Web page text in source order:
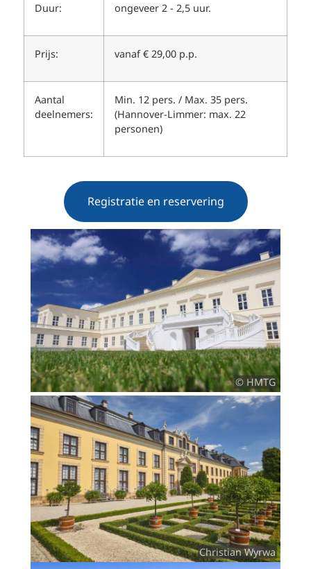
Duur: ongeveer 2 - 2,5 uur.
Prijs: vanaf € 29,00 p.p.
Aantal
deelnemers:
Min. 12 pers. / Max. 35 pers.
(Hannover-Limmer: max. 22
personen)
Registratie en reservering
© HMTG
Christian Wyrwa